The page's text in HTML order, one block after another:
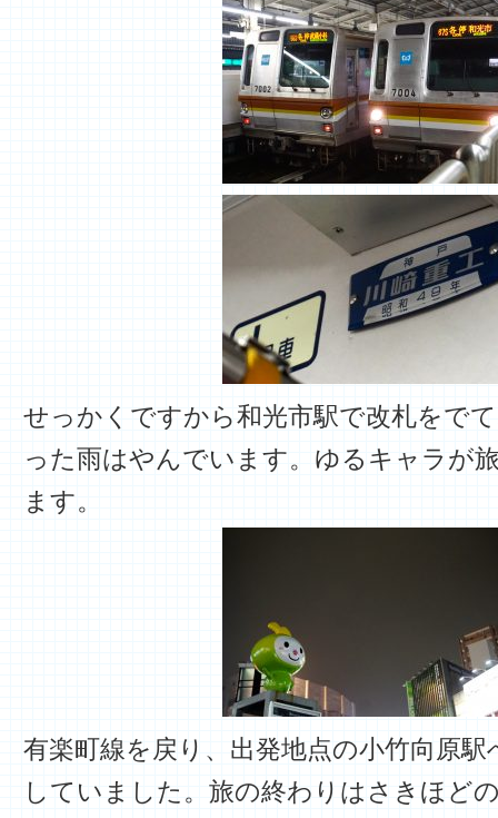
せっかくですから和光市駅で改札をで
った雨はやんでいます。ゆるキャラが
ます。
有楽町線を戻り、出発地点の小竹向原
していました。旅の終わりはさきほど